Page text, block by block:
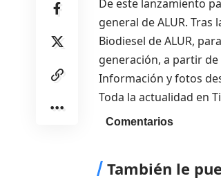
De este lanzamiento
general de ALUR.
Biodiesel de ALUR,
generación, a partir
Información y fotos
Toda la actualidad en
Comentarios
También le